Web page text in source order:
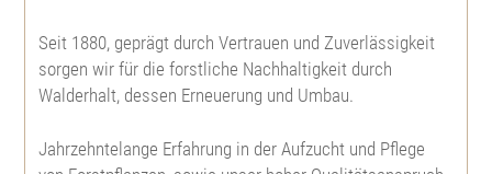
Seit 1880, geprägt durch Vertrauen und Zuverlässigkeit
sorgen wir für die forstliche Nachhaltigkeit durch
Walderhalt, dessen Erneuerung und Umbau.
Jahrzehntelange Erfahrung in der Aufzucht und Pflege